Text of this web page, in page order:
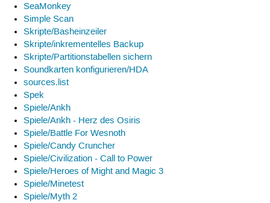
SeaMonkey
Simple Scan
Skripte/Basheinzeiler
Skripte/inkrementelles Backup
Skripte/Partitionstabellen sichern
Soundkarten konfigurieren/HDA
sources.list
Spek
Spiele/Ankh
Spiele/Ankh - Herz des Osiris
Spiele/Battle For Wesnoth
Spiele/Candy Cruncher
Spiele/Civilization - Call to Power
Spiele/Heroes of Might and Magic 3
Spiele/Minetest
Spiele/Myth 2